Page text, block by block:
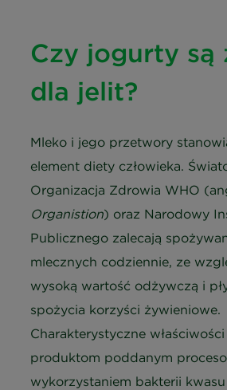
Czy jogurty są
dla jelit?
Mleko i jego przetwory
element diety człowieka.
Organizacja Zdrowia WHO
Organistion) oraz Narodowy
Publicznego zalecają
mlecznych codziennie, ze
wysoką wartość odżywczą i
spożycia korzyści żywieniowe.
Charakterystyczne
produktom poddanym
wykorzystaniem bakterii